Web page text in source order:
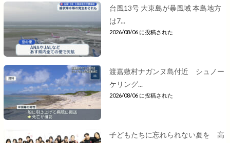
台風13号 大東島が暴風域 本島地方
は7...
2026/08/06 に投稿された
渡嘉敷村ナガンヌ島付近 シュノー
ケリング...
2026/08/06 に投稿された
子どもたちに忘れられない夏を 高